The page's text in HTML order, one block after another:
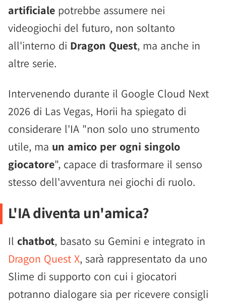
artificiale potrebbe assumere nei
videogiochi del futuro, non soltanto
all'interno di Dragon Quest, ma anche in
altre serie.
Intervenendo durante il Google Cloud Next
2026 di Las Vegas, Horii ha spiegato di
considerare l'IA "non solo uno strumento
utile, ma un amico per ogni singolo
giocatore", capace di trasformare il senso
stesso dell'avventura nei giochi di ruolo.
L'IA diventa un'amica?
Il chatbot, basato su Gemini e integrato in
Dragon Quest X, sarà rappresentato da uno
Slime di supporto con cui i giocatori
potranno dialogare sia per ricevere consigli